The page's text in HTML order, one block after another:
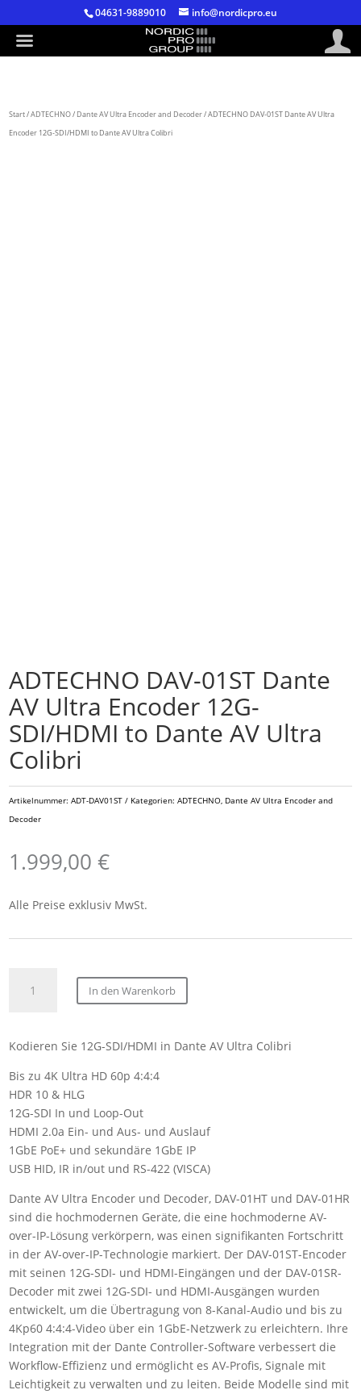
04631-9889010 info@nordicpro.eu
Start/ADTECHNO/ Dante AV Ultra Encoder and Decoder/ ADTECHNO DAV-01ST Dante AV Ultra
Encoder 12G-SDI/HDMI to Dante AV Ultra Colibri
ADTECHNO DAV-01ST Dante
AV Ultra Encoder 12G-
SDI/HDMI to Dante AV Ultra
Colibri
Artikelnummer:ADT-DAV01ST Kategorien:ADTECHNO, Dante AV Ultra Encoder and
Decoder
1.999,00€
Alle Preise exklusiv MwSt.
DAV-
AV
Ultra
Encoder
12G-
SDI/HDMI
to
Dante
Ultra
Colibri
Menge
In den Warenkorb
Kodieren Sie 12G-SDI/HDMI in Dante AV Ultra Colibri
Bis zu 4K Ultra HD 60p 4:4:4
HDR 10 & HLG
12G-SDI In und Loop-Out
HDMI 2.0a Ein- und Aus- und Auslauf
1GbE PoE+ und sekundäre 1GbE IP
USB HID, IR in/out und RS-422 (VISCA)
Dante AV Ultra Encoder und Decoder, DAV-01HT und DAV-01HR
sind die hochmodernen Geräte, die eine hochmoderne AV-
over-IP-Lösung verkörpern, was einen signifikanten Fortschritt
in der AV-over-IP-Technologie markiert. Der DAV-01ST-Encoder
mit seinen 12G-SDI- und HDMI-Eingängen und der DAV-01SR-
Decoder mit zwei 12G-SDI- und HDMI-Ausgängen wurden
entwickelt, um die Übertragung von 8-Kanal-Audio und bis zu
4Kp60 4:4:4-Video über ein 1GbE-Netzwerk zu erleichtern. Ihre
Integration mit der Dante Controller-Software verbessert die
Workflow-Effizienz und ermöglicht es AV-Profis, Signale mit
Leichtigkeit zu verwalten und zu leiten. Beide Modelle sind mit